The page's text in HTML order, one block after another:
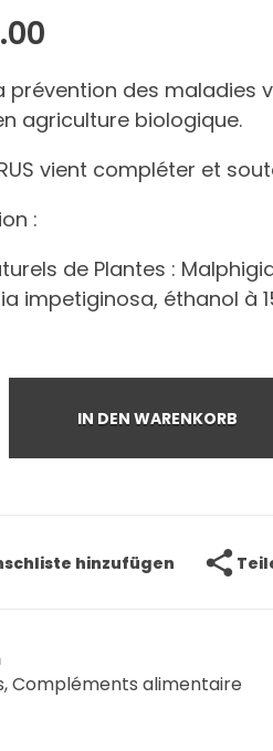
prévention des maladies
agriculture biologique.
vient compléter et
:
de Plantes :
impetiginosa, éthanol à
IN DEN WARENKORB
hinzufügen
,Compléments alimentaire